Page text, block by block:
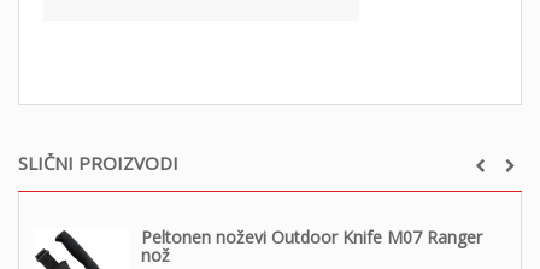
SLIČNI PROIZVODI
Peltonen noževi Outdoor Knife M07 Ranger
nož